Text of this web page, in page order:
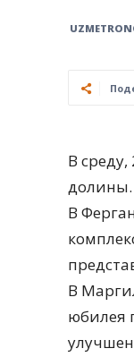
В
долины.
В
В
юбилея